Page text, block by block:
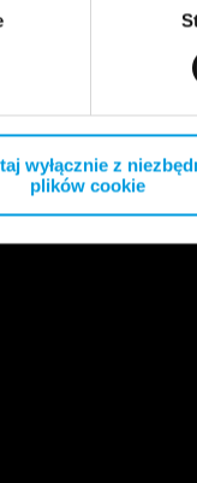
wyłącznie z
plików cookie